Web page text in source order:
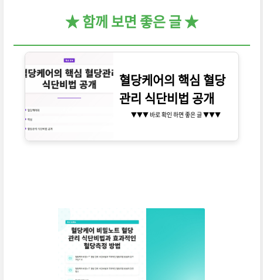
★ 함께 보면 좋은 글 ★
혈당케어의 핵심 혈당
관리 식단비법 공개
▼▼▼ 바로 확인 하면 좋은 글 ▼▼▼